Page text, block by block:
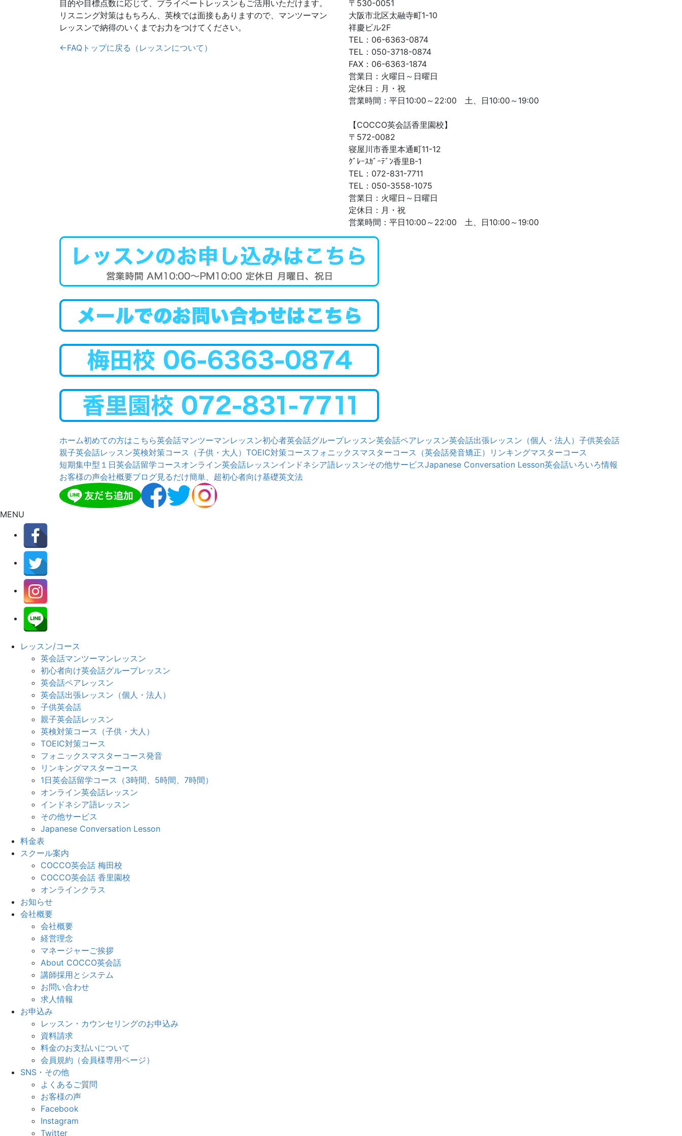
目的や目標点数に応じて、プライベートレッスンもご活用いただけます。
リスニング対策はもちろん、英検では面接もありますので、マンツーマン
レッスンで納得のいくまでお力をつけてください。
←FAQトップに戻る（レッスンについて）
〒530-0051
大阪市北区太融寺町1-10
祥慶ビル2F
TEL：06-6363-0874
TEL：050-3718-0874
FAX：06-6363-1874
営業日：火曜日～日曜日
定休日：月・祝
営業時間：平日10:00～22:00 土、日10:00～19:00
【COCCO英会話香里園校】
〒572-0082
寝屋川市香里本通町11-12
ｸﾞﾚｰｽｶﾞｰﾃﾞﾝ香里B-1
TEL：072-831-7711
TEL：050-3558-1075
営業日：火曜日～日曜日
定休日：月・祝
営業時間：平日10:00～22:00 土、日10:00～19:00
ホーム初めての方はこちら英会話マンツーマンレッスン初心者英会話グループレッスン英会話ペアレッスン英会話出張レッスン（個人・法人） 子供英会話
親子英会話レッスン英検対策コース（子供・大人） TOEIC対策コースフォニックスマスターコース（英会話発音矯正）
リンキングマスターコース
短期集中型１日英会話留学コースオンライン英会話レッスンインドネシア語レッスンその他サービスJapanese Conversation Lesson英会話いろいろ情報
お客様の声会社概要ブログ見るだけ簡単、超初心者向け基礎英文法
MENU
レッスン/コース
英会話マンツーマンレッスン
初心者向け英会話グループレッスン
英会話ペアレッスン
英会話出張レッスン（個人・法人）
子供英会話
親子英会話レッスン
英検対策コース（子供・大人）
TOEIC対策コース
フォニックスマスターコース発音
リンキングマスターコース
1日英会話留学コース（3時間、5時間、7時間）
オンライン英会話レッスン
インドネシア語レッスン
その他サービス
Japanese Conversation Lesson
料金表
スクール案内
COCCO英会話 梅田校
COCCO英会話 香里園校
オンラインクラス
お知らせ
会社概要
会社概要
経営理念
マネージャーご挨拶
About COCCO英会話
講師採用とシステム
お問い合わせ
求人情報
お申込み
レッスン・カウンセリングのお申込み
資料請求
料金のお支払いについて
会員規約（会員様専用ページ）
SNS・その他
よくあるご質問
お客様の声
Facebook
Instagram
Twitter